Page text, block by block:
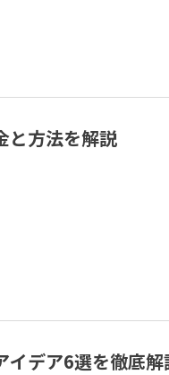
と方法を解説
イデア6選を徹底解